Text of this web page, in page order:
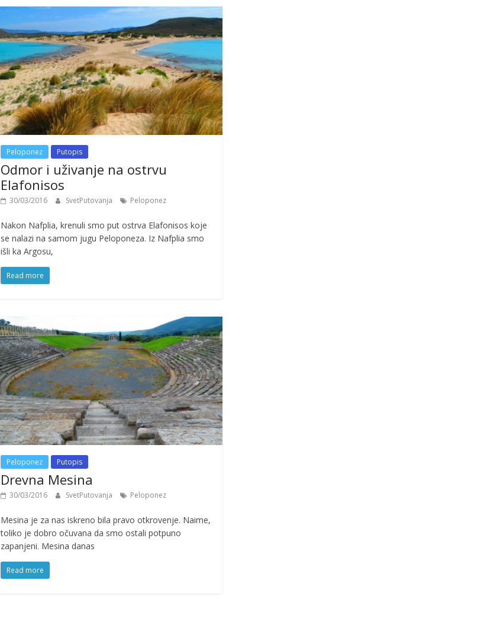
Peloponez Putopis
Odmor i uživanje na ostrvu
Elafonisos
30/03/2016 SvetPutovanja Peloponez
Nakon Nafplia, krenuli smo put ostrva Elafonisos koje
se nalazi na samom jugu Peloponeza. Iz Nafplia smo
išli ka Argosu,
Read more
Peloponez Putopis
Drevna Mesina
30/03/2016 SvetPutovanja Peloponez
Mesina je za nas iskreno bila pravo otkrovenje. Naime,
toliko je dobro očuvana da smo ostali potpuno
zapanjeni. Mesina danas
Read more